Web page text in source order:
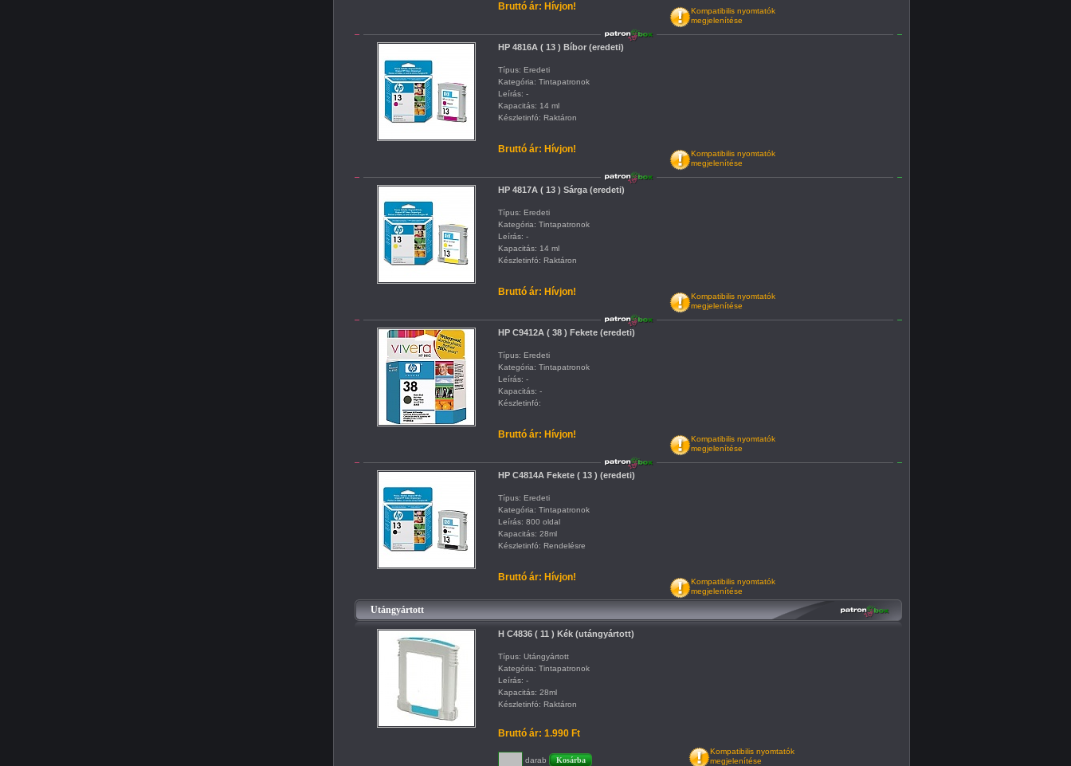
Bruttó ár: Hívjon!
Kompatibilis nyomtatók
megjelenítése
HP 4816A ( 13 ) Bíbor (eredeti)
Típus: Eredeti
Kategória: Tintapatronok
Leírás: -
Kapacitás: 14 ml
Készletinfó: Raktáron
Bruttó ár: Hívjon!
Kompatibilis nyomtatók
megjelenítése
HP 4817A ( 13 ) Sárga (eredeti)
Típus: Eredeti
Kategória: Tintapatronok
Leírás: -
Kapacitás: 14 ml
Készletinfó: Raktáron
Bruttó ár: Hívjon!
Kompatibilis nyomtatók
megjelenítése
HP C9412A ( 38 ) Fekete (eredeti)
Típus: Eredeti
Kategória: Tintapatronok
Leírás: -
Kapacitás: -
Készletinfó:
Bruttó ár: Hívjon!
Kompatibilis nyomtatók
megjelenítése
HP C4814A Fekete ( 13 ) (eredeti)
Típus: Eredeti
Kategória: Tintapatronok
Leírás: 800 oldal
Kapacitás: 28ml
Készletinfó: Rendelésre
Bruttó ár: Hívjon!
Kompatibilis nyomtatók
megjelenítése
Utángyártott
H C4836 ( 11 ) Kék (utángyártott)
Típus: Utángyártott
Kategória: Tintapatronok
Leírás: -
Kapacitás: 28ml
Készletinfó: Raktáron
Bruttó ár: 1.990 Ft
darab
Kompatibilis nyomtatók
megjelenítése